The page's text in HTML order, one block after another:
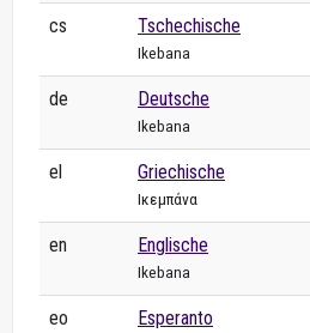
cs Tschechische
Ikebana
de Deutsche
Ikebana
el Griechische
Ικεμπάνα
en Englische
Ikebana
eo Esperanto